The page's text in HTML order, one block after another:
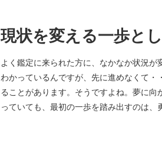
現状を変える一歩と
よく鑑定に来られた方に、なかなか状況が
わかっているんですが、先に進めなくて・
ることがあります。そうですよね。夢に向
っていても、最初の一歩を踏み出すのは、